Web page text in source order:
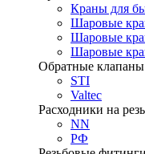
Краны для
Шаровые
Шаровые
Шаровые
Обратные клапаны
STI
Valtec
Расходники на
NN
РФ